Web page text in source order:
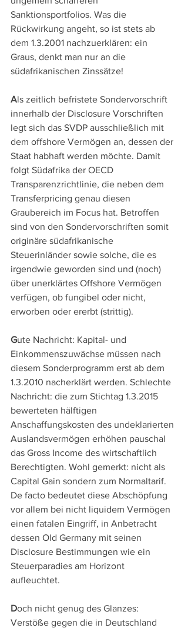
Sanktionsportfolios. Was die
Rückwirkung angeht, so ist stets ab
dem 1.3.2001 nachzuerklären: ein
Graus, denkt man nur an die
südafrikanischen Zinssätze!
Als zeitlich befristete Sondervorschrift
innerhalb der Disclosure Vorschriften
legt sich das SVDP ausschließlich mit
dem offshore Vermögen an, dessen der
Staat habhaft werden möchte. Damit
folgt Südafrika der OECD
Transparenzrichtlinie, die neben dem
Transferpricing genau diesen
Graubereich im Focus hat. Betroffen
sind von den Sondervorschriften somit
originäre südafrikanische
Steuerinländer sowie solche, die es
irgendwie geworden sind und (noch)
über unerklärtes Offshore Vermögen
verfügen, ob fungibel oder nicht,
erworben oder ererbt (strittig).
Gute Nachricht: Kapital- und
Einkommenszuwächse müssen nach
diesem Sonderprogramm erst ab dem
1.3.2010 nacherklärt werden. Schlechte
Nachricht: die zum Stichtag 1.3.2015
bewerteten hälftigen
Anschaffungskosten des undeklarierten
Auslandsvermögen erhöhen pauschal
das Gross Income des wirtschaftlich
Berechtigten. Wohl gemerkt: nicht als
Capital Gain sondern zum Normaltarif.
De facto bedeutet diese Abschöpfung
vor allem bei nicht liquidem Vermögen
einen fatalen Eingriff, in Anbetracht
dessen Old Germany mit seinen
Disclosure Bestimmungen wie ein
Steuerparadies am Horizont
aufleuchtet.
Doch nicht genug des Glanzes:
Verstöße gegen die in Deutschland